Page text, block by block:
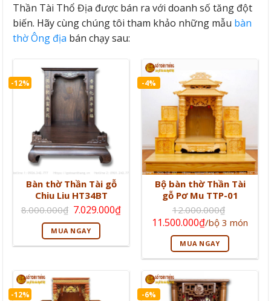
Thần Tài Thổ Địa được bán ra với doanh số tăng đột
biến. Hãy cùng chúng tôi tham khảo những mẫu bàn
thờ Ông địa bán chạy sau:
-12%
Bàn thờ Thần Tài gỗ
Chiu Liu HT34BT
8.000.000₫ Giá
gốc
là:
8.000.000₫.
7.029.000₫Giá
7.029.000₫.
MUA NGAY
-4%
Bộ bàn thờ Thần Tài
gỗ Pơ Mu TTP-01
12.000.000₫
Giá
gốc
12.000.000₫.
11.500.000₫Giá
hiện
tại
là:
11.500.000₫.
/bộ 3 món
MUA NGAY
-12% -6%